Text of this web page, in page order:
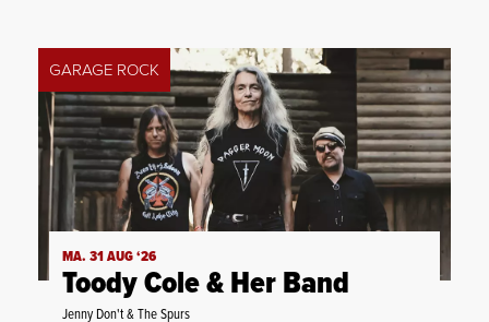
GARAGE ROCK
MA. 31 AUG ‘26
Toody Cole & Her Band
Jenny Don't & The Spurs